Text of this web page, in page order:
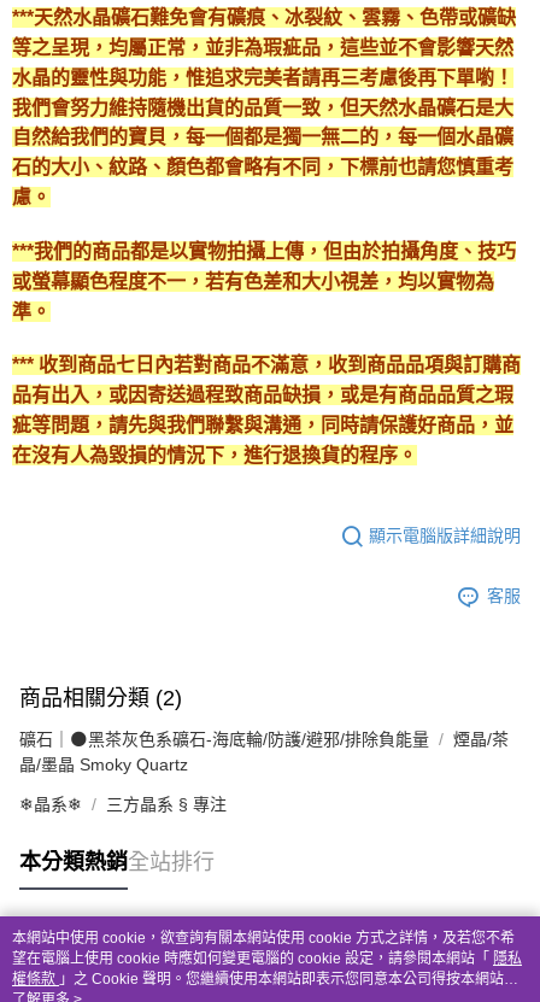
***天然水晶礦石難免會有礦痕、冰裂紋、雲霧、色帶或礦缺
等之呈現，均屬正常，並非為瑕疵品，這些並不會影響天然
水晶的靈性與功能，惟追求完美者請再三考慮後再下單喲！
我們會努力維持隨機出貨的品質一致，但天然水晶礦石是大
自然給我們的寶貝，每一個都是獨一無二的，每一個水晶礦
石的大小、紋路、顏色都會略有不同，下標前也請您慎重考
慮。
***我們的商品都是以實物拍攝上傳，但由於拍攝角度、技巧
或螢幕顯色程度不一，若有色差和大小視差，均以實物為
準。
*** 收到商品七日內若對商品不滿意，收到商品品項與訂購商
品有出入，或因寄送過程致商品缺損，或是有商品品質之瑕
疵等問題，請先與我們聯繫與溝通，同時請保護好商品，並
在沒有人為毀損的情況下，進行退換貨的程序。
顯示電腦版詳細說明
客服
商品相關分類 (2)
礦石｜🌑黑茶灰色系礦石-海底輪/防護/避邪/排除負能量
煙晶/茶
晶/墨晶 Smoky Quartz
❄晶系❄ 三方晶系 § 專注
本分類熱銷全站排行
熱門標籤
本網站中使用 cookie，欲查詢有關本網站使用 cookie 方式之詳情，及若您不希
望在電腦上使用 cookie 時應如何變更電腦的 cookie 設定，請參閱本網站「 隱私
權條款 」之 Cookie 聲明。您繼續使用本網站即表示您同意本公司得按本網站使